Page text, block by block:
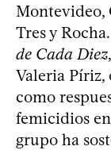
Montevideo,
Tres y
de Cada Diez
Valeria Píriz,
como
femicidios
grupo ha